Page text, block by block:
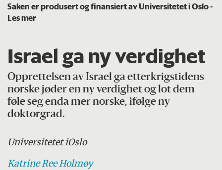
Saken er produsert og finansiert av Universitetet i Oslo-
Les mer
Israel ga ny verdighet
Opprettelsen av Israel ga etterkrigstidens
norske jøder en ny verdighet og lot dem
føle seg enda mer norske, ifølge ny
doktorgrad.
Universitetet iOslo
KatrineRee Holmøy